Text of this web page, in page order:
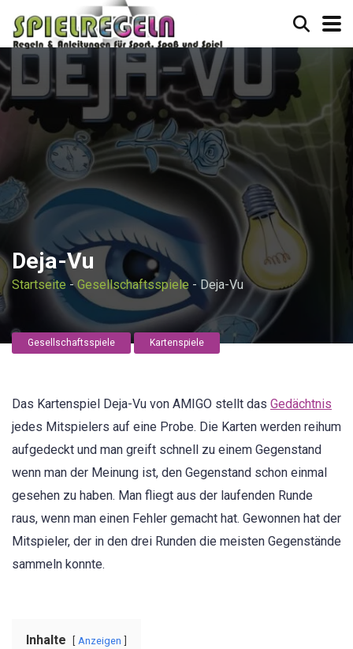
Deja-Vu
Startseite -Gesellschaftsspiele - Deja-Vu
Gesellschaftsspiele Kartenspiele
Das Kartenspiel Deja-Vu von AMIGO stellt das Gedächtnis
jedes Mitspielers auf eine Probe. Die Karten werden reihum
aufgedeckt und man greift schnell zu einem Gegenstand
wenn man der Meinung ist, den Gegenstand schon einmal
gesehen zu haben. Man fliegt aus der laufenden Runde
raus, wenn man einen Fehler gemacht hat. Gewonnen hat der
Mitspieler, der in den drei Runden die meisten Gegenstände
sammeln konnte.
Inhalte Anzeigen